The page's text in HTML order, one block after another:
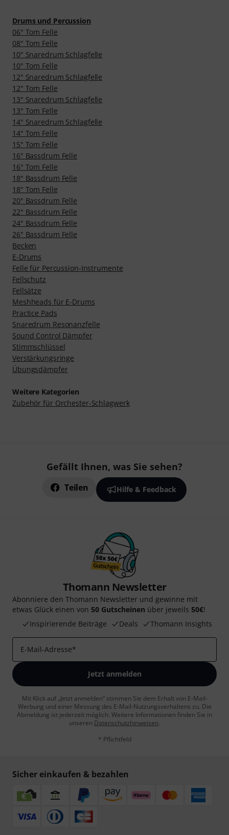
Drums und Percussion
06" Tom Felle
08" Tom Felle
10" Snaredrum Schlagfelle
10" Tom Felle
12" Snaredrum Schlagfelle
12" Tom Felle
13" Snaredrum Schlagfelle
13" Tom Felle
14" Snaredrum Schlagfelle
14" Tom Felle
15" Tom Felle
16" Bassdrum Felle
16" Tom Felle
18" Bassdrum Felle
18" Tom Felle
20" Bassdrum Felle
22" Bassdrum Felle
24" Bassdrum Felle
26" Bassdrum Felle
Becken
E-Drums
Felle für Percussion-Instrumente
Fellschutz
Fellsätze
Meshheads für E-Drums
Practice Pads
Snaredrum Resonanzfelle
Sound Control Dämpfer
Stimmschlüssel
Verstärkungsringe
Übungsdämpfer
Weitere Kategorien
Zubehör für Orchester-Schlagwerk
Gefällt Ihnen, was Sie sehen?
Teilen Hilfe & Feedback
Thomann Newsletter
Abonniere den Thomann Newsletter und gewinne mit
etwas Glück einen von 50 Gutscheinen über jeweils 50€!
Inspirierende Beiträge
Deals Thomann Insights
E-Mail-Adresse*
Jetzt anmelden
Mit Klick auf „Jetzt anmelden“ stimmen Sie dem Erhalt von E-Mail-
Werbung und einer Messung des E-Mail-Nutzungsverhaltens zu. Die
Abmeldung ist jederzeit möglich. Weitere Informationen finden Sie in
unseren Datenschutzhinweisen.
* Pflichtfeld
Sicher einkaufen & bezahlen